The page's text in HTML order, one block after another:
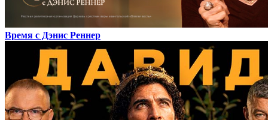
Время с Дэнис Реннер